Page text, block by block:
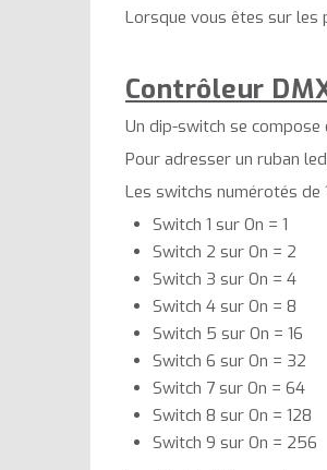
Lorsque vous êtes sur les
Contrôleur
Un dip-switch se
Pour adresser un ruban
Les switchs numérotés de
Switch 1 sur On = 1
Switch 2 sur On = 2
Switch 3 sur On = 4
Switch 4 sur On = 8
Switch 5 sur On = 16
Switch 6 sur On = 32
Switch 7 sur On = 64
Switch 8 sur On = 128
Switch 9 sur On = 256